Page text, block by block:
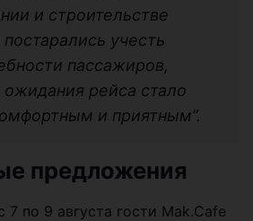
и строительстве
учесть
пассажиров,
рейса стало
и приятным”.
предложения
7 по 9 августа гости Mak.Cafe